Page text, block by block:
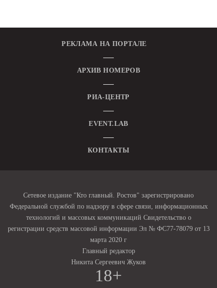
РЕКЛАМА НА ПОРТАЛЕ
АРХИВ НОМЕРОВ
РИА-ЦЕНТР
EVENT.LAB
КОНТАКТЫ
Сетевое издание "Кто главный. Ростов" зарегистрировано
Федеральной службой по надзору в сфере связи, информационных
технологий и массовых коммуникаций Свидетельство о
регистрации средств массовой информации Эл № ФС77-78079 от 13
марта 2020 г
Главный редактор
Никита Сергеевич Жуков
18+